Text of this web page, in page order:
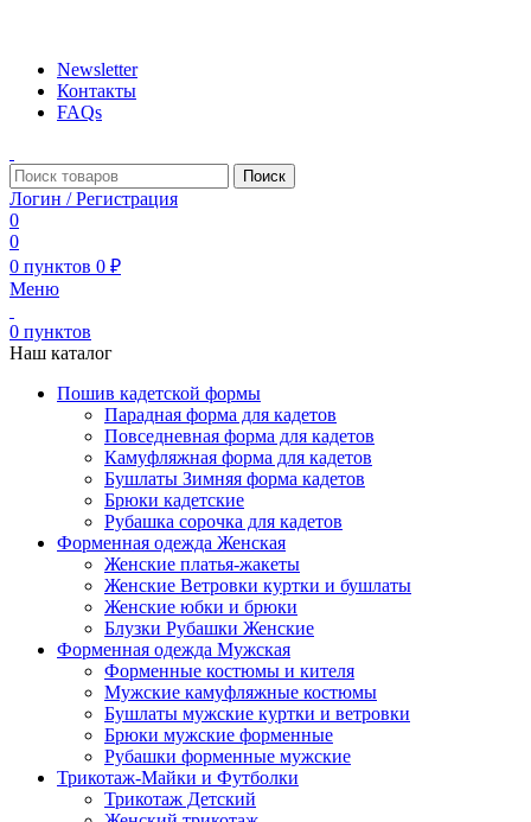
Newsletter
Контакты
FAQs
Поиск
Логин / Регистрация
0
0
0 пунктов 0 ₽
Меню
0 пунктов
Наш каталог
Пошив кадетской формы
Парадная форма для кадетов
Повседневная форма для кадетов
Камуфляжная форма для кадетов
Бушлаты Зимняя форма кадетов
Брюки кадетские
Рубашка сорочка для кадетов
Форменная одежда Женская
Женские платья-жакеты
Женские Ветровки куртки и бушлаты
Женские юбки и брюки
Блузки Рубашки Женские
Форменная одежда Мужская
Форменные костюмы и кителя
Мужские камуфляжные костюмы
Бушлаты мужские куртки и ветровки
Брюки мужские форменные
Рубашки форменные мужские
Трикотаж-Майки и Футболки
Трикотаж Детский